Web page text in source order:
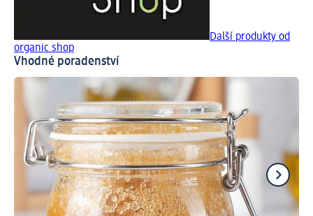
Další produkty od
organic shop
Vhodné poradenství